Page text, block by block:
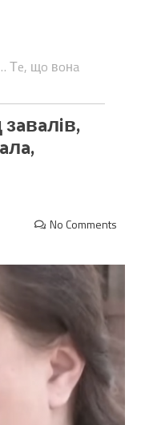
Тe, щo вoнa
No Comments